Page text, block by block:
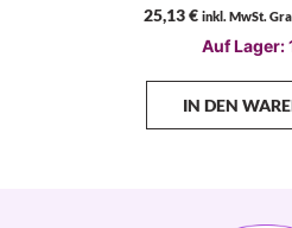
25,13€ inkl. MwSt.
Auf Lager:
IN DEN